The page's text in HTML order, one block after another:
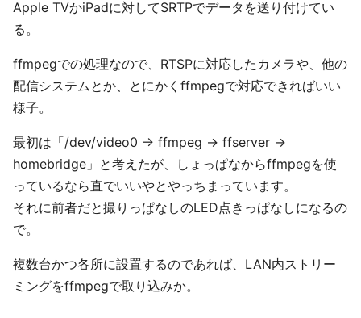
Apple TVかiPadに対してSRTPでデータを送り付けてい
る。
ffmpegでの処理なので、RTSPに対応したカメラや、他の
配信システムとか、とにかくffmpegで対応できればいい
様子。
最初は「/dev/video0 → ffmpeg → ffserver →
homebridge」と考えたが、しょっぱなからffmpegを使
っているなら直でいいやとやっちまっています。
それに前者だと撮りっぱなしのLED点きっぱなしになるの
で。
複数台かつ各所に設置するのであれば、LAN内ストリー
ミングをffmpegで取り込みか。